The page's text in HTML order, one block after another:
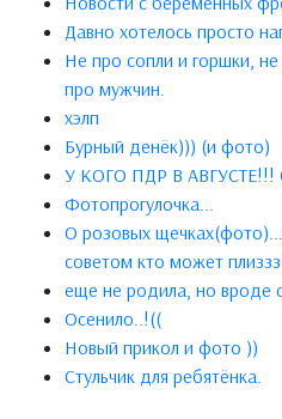
Давно хотелось просто
Не про сопли и горшки,
про мужчин.
хэлп
Бурный денёк))) (и фото)
У КОГО ПДР В АВГУСТЕ!!!
Фотопрогулочка...
О розовых
советом кто может
еще не родила, но вроде
Осенило..!((
Новый прикол и фото ))
Стульчик для ребятёнка.